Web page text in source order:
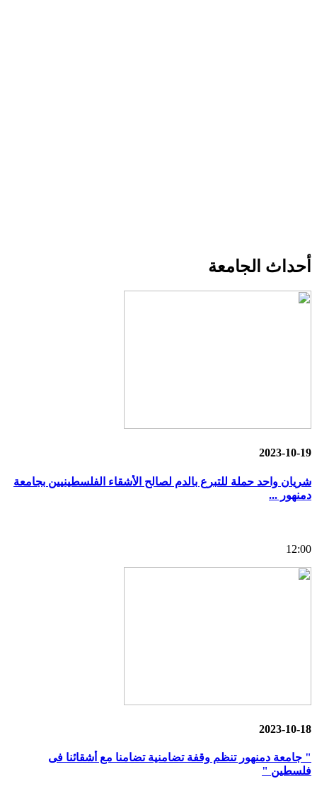
أحداث الجامعة
2023-10-19
شريان واحد حملة للتبرع بالدم لصالح الأشقاء الفلسطينيين بجامعة
دمنهور ...
12:00
2023-10-18
" جامعة دمنهور تنظم وقفة تضامنية تضامنا مع أشقائنا فى
فلسطين "